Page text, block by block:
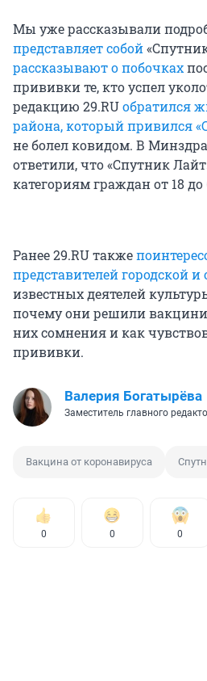
Мы уже рассказывали
представляет собой
рассказывают о побочках
прививки те, кто успел
редакцию 29.RUобратился
района, который привился
не болел ковидом. В
ответили, что «Спутник
категориям граждан от 18 до
Ранее 29.RU также
представителей городской и
известных деятелей
почему они решили
них сомнения и как
прививки.
Валерия Богатырёва
Заместитель главного
Вакцина от коронавируса
0 0 0